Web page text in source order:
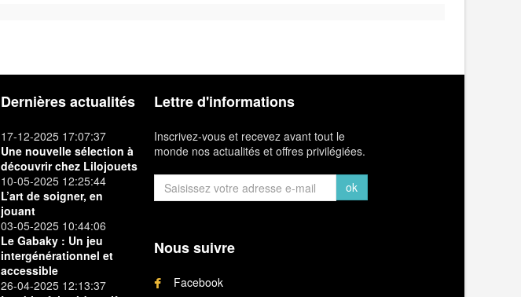
Dernières actualités
17-12-2025 17:07:37
Une nouvelle sélection à
découvrir chez Lilojouets
10-05-2025 12:25:44
L’art de soigner, en
jouant
03-05-2025 10:44:06
Le Gabaky : Un jeu
intergénérationnel et
accessible
26-04-2025 12:13:37
Lettre d'informations
Inscrivez-vous et recevez avant tout le
monde nos actualités et offres privilégiées.
ok
Nous suivre
Facebook